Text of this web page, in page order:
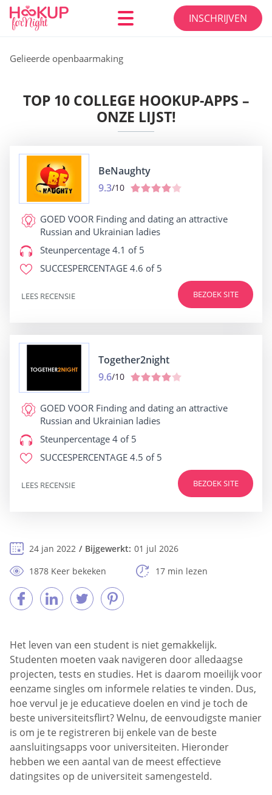
INSCHRIJVEN
Gelieerde openbaarmaking
TOP 10 COLLEGE HOOKUP-APPS –
ONZE LIJST!
BeNaughty
9.3/10
GOED VOOR Finding and dating an attractive
Russian and Ukrainian ladies
Steunpercentage 4.1 of 5
SUCCESPERCENTAGE 4.6 of 5
BEZOEK SITE
LEES RECENSIE
Together2night
9.6/10
GOED VOOR Finding and dating an attractive
Russian and Ukrainian ladies
Steunpercentage 4 of 5
SUCCESPERCENTAGE 4.5 of 5
BEZOEK SITE
LEES RECENSIE
24 jan 2022 Bijgewerkt: 01 jul 2026
1878 Keer bekeken
17 min lezen
Het leven van een student is niet gemakkelijk.
Studenten moeten vaak navigeren door alledaagse
projecten, tests en studies. Het is daarom moeilijk voor
eenzame singles om informele relaties te vinden. Dus,
hoe vervul je je educatieve doelen en vind je toch de
beste universiteitsflirt? Welnu, de eenvoudigste manier
is om je te registreren bij enkele van de beste
aansluitingsapps voor universiteiten. Hieronder
hebben we een aantal van de meest effectieve
datingsites op de universiteit samengesteld.